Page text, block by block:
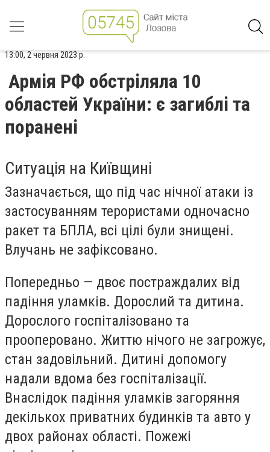
13:00, 2 червня 2023 р.
Армія РФ обстріляла 10
областей України: є загиблі та
поранені
Ситуація на Київщині
Зазначається, що під час нічної атаки із
застосуванням терористами одночасно
ракет та БПЛА, всі цілі були знищені.
Влучань не зафіксовано.
Попередньо — двоє постраждалих від
падіння уламків. Дорослий та дитина.
Дорослого госпіталізовано та
прооперовано. Життю нічого не загрожує,
стан задовільний. Дитині допомогу
надали вдома без госпіталізації.
Внаслідок падіння уламків загоряння
декількох приватних будинків та авто у
двох районах області. Пожежі